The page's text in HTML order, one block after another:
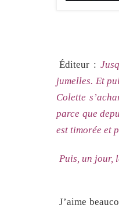
Éditeur :
jumelles. Et
Colette
parce que
est timorée et
Puis, un jour,
J’aime